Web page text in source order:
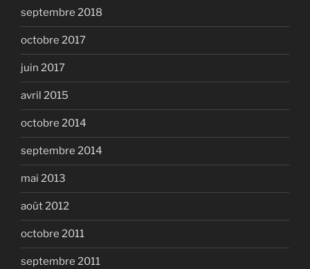
septembre 2018
octobre 2017
juin 2017
avril 2015
octobre 2014
septembre 2014
mai 2013
août 2012
octobre 2011
septembre 2011